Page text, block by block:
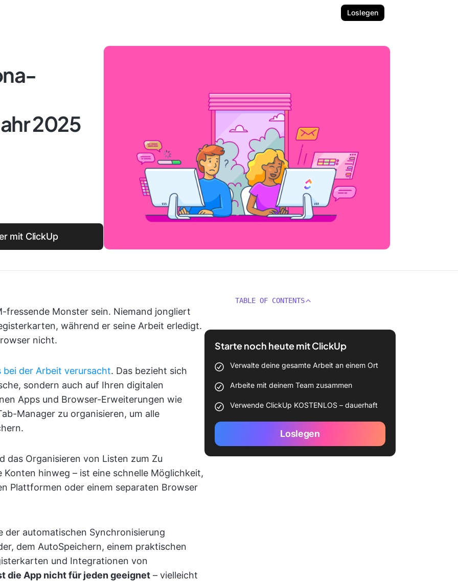
Loslegen
2025
mit ClickUp
fressende Monster sein. Niemand jongliert
während er seine Arbeit erledigt.
nicht.
bei der Arbeit verursacht. Das bezieht sich
sondern auch auf Ihren digitalen
Apps und Browser-Erweiterungen wie
Manager zu organisieren, um alle
das Organisieren von Listen zum Zu
hinweg – ist eine schnelle Möglichkeit,
Plattformen oder einem separaten Browser
der automatischen Synchronisierung
dem AutoSpeichern, einem praktischen
und Integrationen von
die App nicht für jeden geeignet – vielleicht
TABLE OF CONTENTS
Starte noch heute mit ClickUp
Verwalte deine gesamte Arbeit an einem Ort
Arbeite mit deinem Team zusammen
Verwende ClickUp KOSTENLOS – dauerhaft
Loslegen